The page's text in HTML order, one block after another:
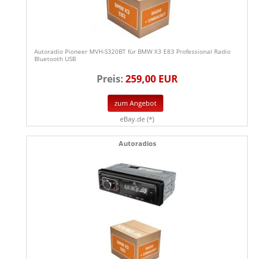
Autoradio Pioneer MVH-S320BT für BMW X3 E83 Professional Radio
Bluetooth USB
Preis:259,00 EUR
zum Angebot
eBay.de (*)
Autoradios